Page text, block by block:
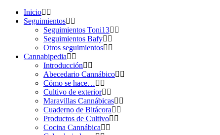
Inicio
Seguimientos
Seguimientos Toni13
Seguimientos Bafy
Otros seguimientos
Cannabipedia
Introducción
Abecedario Cannábico
Cómo se hace…
Cultivo de exterior
Maravillas Cannábicas
Cuaderno de Bitácora
Productos de Cultivo
Cocina Cannábica